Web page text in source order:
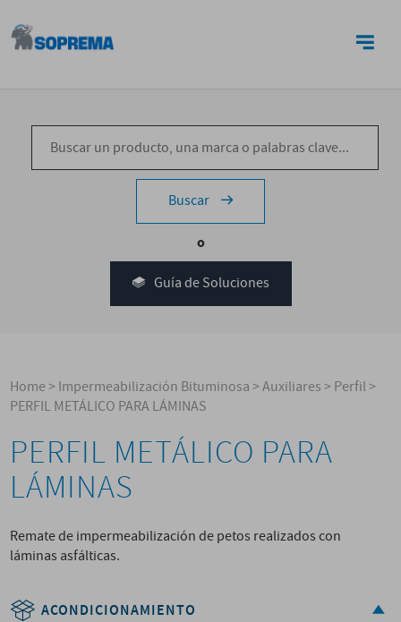
Buscar
o
Guía de Soluciones
Home>Impermeabilización Bituminosa>Auxiliares>Perfil>
PERFIL METÁLICO PARA LÁMINAS
PERFIL METÁLICO PARA
LÁMINAS
Remate de impermeabilización de petos realizados con
láminas asfálticas.
ACONDICIONAMIENTO